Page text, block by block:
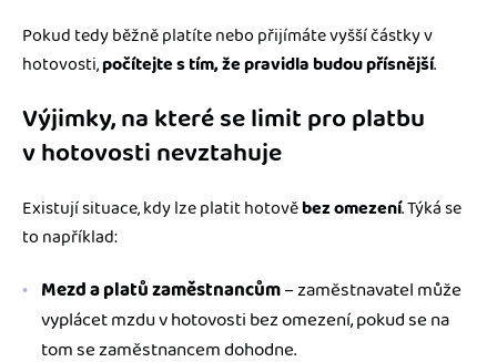
Pokud tedy běžně platíte nebo přijímáte vyšší částky v
hotovosti,počítejte s tím, že pravidla budou přísnější.
Výjimky, na které se limit pro platbu
v hotovosti nevztahuje
Existují situace, kdy lze platit hotověbez omezení. Týká se
to například:
Mezd a platů zaměstnancům– zaměstnavatel může
vyplácet mzdu v hotovosti bez omezení, pokud se na
tom se zaměstnancem dohodne.